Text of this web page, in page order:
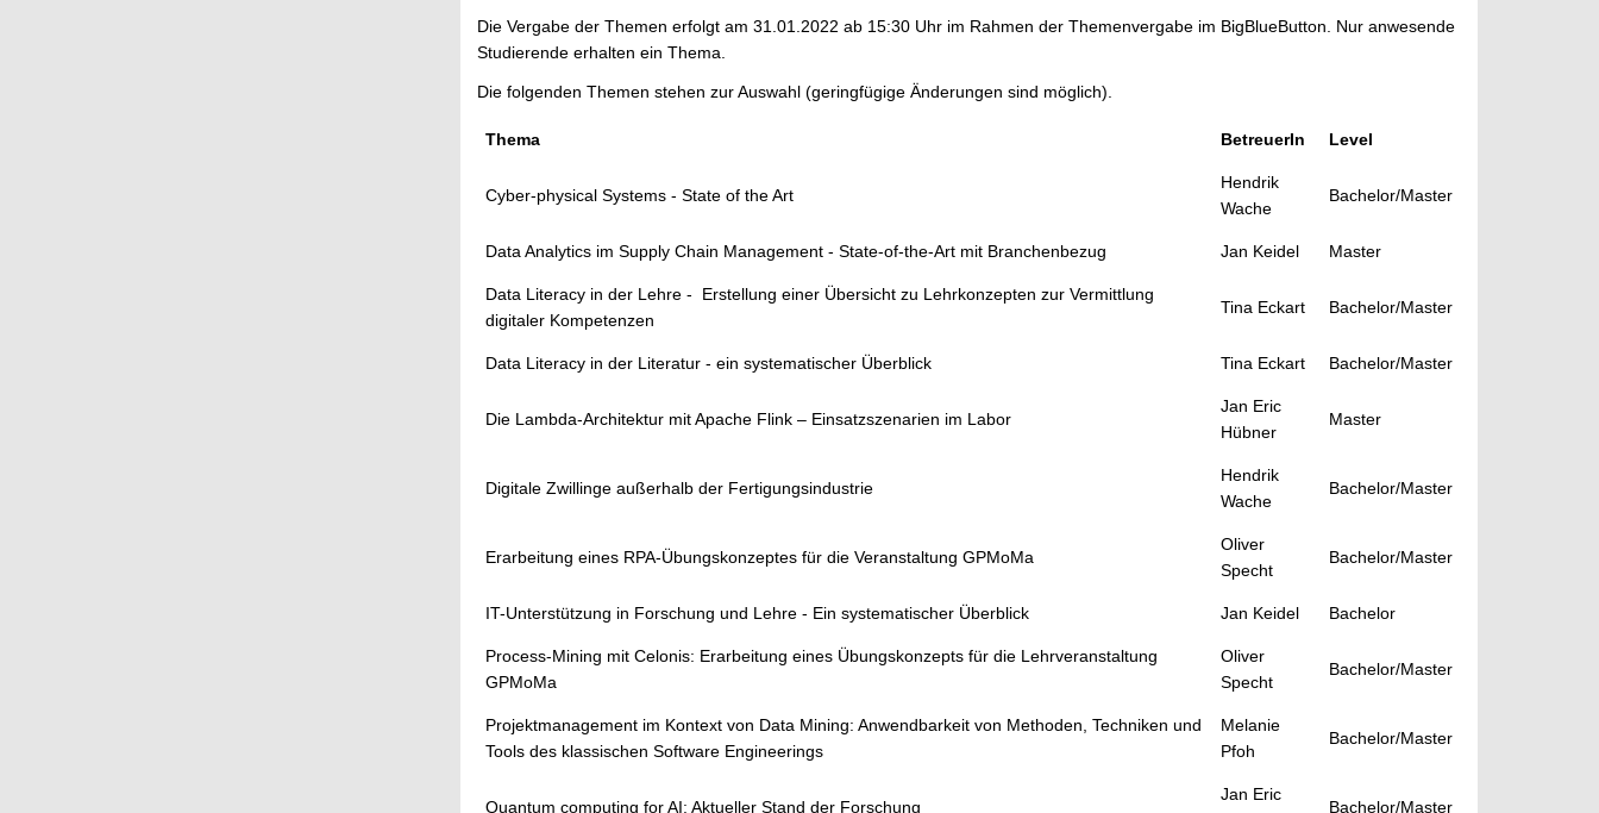
Die Vergabe der Themen erfolgt am 31.01.2022 ab 15:30 Uhr im Rahmen der Themenvergabe im BigBlueButton. Nur anwesende
Studierende erhalten ein Thema.
Die folgenden Themen stehen zur Auswahl (geringfügige Änderungen sind möglich).
Thema BetreuerIn Level
Cyber-physical Systems - State of the Art
Hendrik
Wache
Bachelor/Master
Data Analytics im Supply Chain Management - State-of-the-Art mit Branchenbezug Jan Keidel Master
Data Literacy in der Lehre - Erstellung einer Übersicht zu Lehrkonzepten zur Vermittlung
digitaler Kompetenzen
Tina Eckart Bachelor/Master
Data Literacy in der Literatur - ein systematischer Überblick Tina Eckart Bachelor/Master
Die Lambda-Architektur mit Apache Flink – Einsatzszenarien im Labor
Jan Eric
Hübner
Master
Digitale Zwillinge außerhalb der Fertigungsindustrie
Hendrik
Wache
Bachelor/Master
Erarbeitung eines RPA-Übungskonzeptes für die Veranstaltung GPMoMa
Oliver
Specht
Bachelor/Master
IT-Unterstützung in Forschung und Lehre - Ein systematischer Überblick Jan Keidel Bachelor
Process-Mining mit Celonis: Erarbeitung eines Übungskonzepts für die Lehrveranstaltung
GPMoMa
Oliver
Specht
Bachelor/Master
Projektmanagement im Kontext von Data Mining: Anwendbarkeit von Methoden, Techniken und
Tools des klassischen Software Engineerings
Melanie
Pfoh
Bachelor/Master
Quantum computing for AI: Aktueller Stand der Forschung
Jan Eric
Bachelor/Master